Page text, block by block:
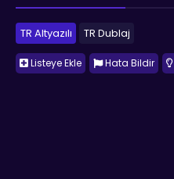
TR Altyazılı TR Dublaj
Listeye Ekle Hata Bildir